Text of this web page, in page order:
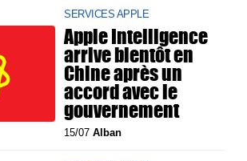
SERVICES APPLE
Apple Intelligence
arrive bientôt en
Chine après un
accord avec le
gouvernement
15/07Alban